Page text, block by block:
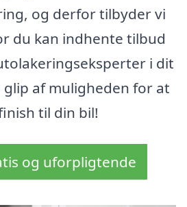
og derfor tilbyder vi
du kan indhente tilbud
i dit
glip af muligheden for at
til din bil!
og uforpligtende